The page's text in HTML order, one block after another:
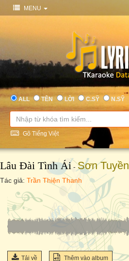
MENU
ALL TÊN LỜI C.SỸ N.SỸ
Gõ Tiếng Việt
Lâu Đài Tình Ái -Sơn Tuyền
Tác giả: Trần Thiện Thanh
Tải về Thêm vào album